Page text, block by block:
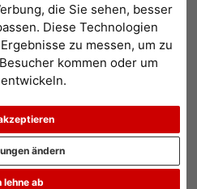
die Sie sehen, besser
Diese Technologien
zu messen, um zu
kommen oder um
lehne ab
ändern